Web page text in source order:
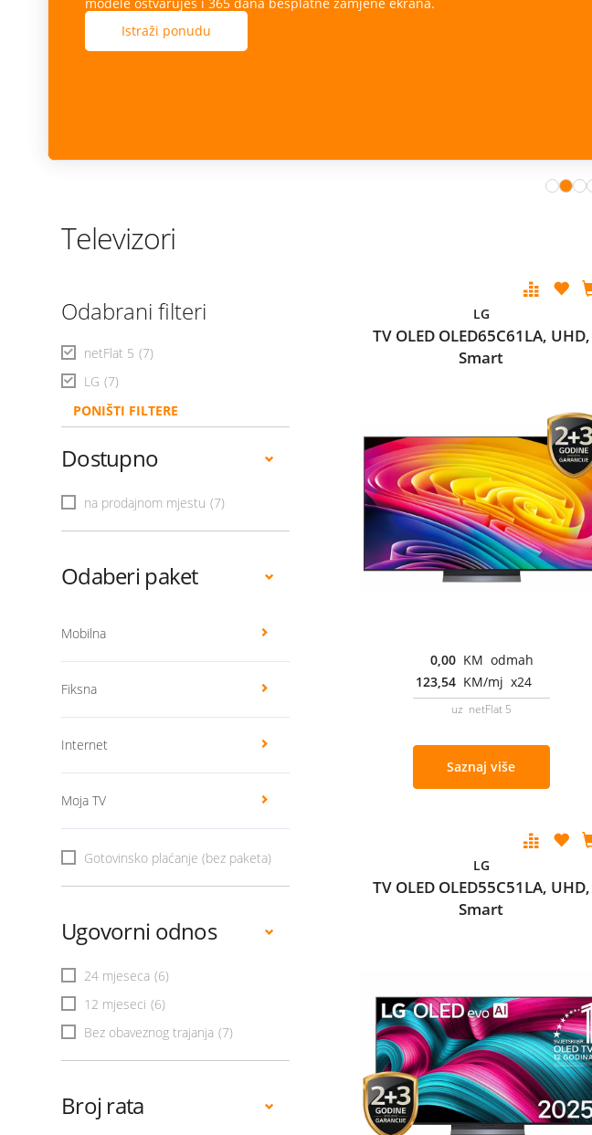
Istraži ponudu
Televizori
Odabrani filteri
netFlat 5 (7)
LG (7)
PONIŠTI FILTERE
Dostupno
na prodajnom mjestu (7)
Odaberi paket
Mobilna
Fiksna
Internet
Moja TV
Gotovinsko plaćanje (bez paketa)
Ugovorni odnos
24 mjeseca (6)
12 mjeseci (6)
Bez obaveznog trajanja (7)
Broj rata
LG
TV OLED OLED65C61LA, UHD,
Smart
0,00 KM odmah
123,54 KM/mj x24
uz netFlat 5
Saznaj više
LG
TV OLED OLED55C51LA, UHD,
Smart